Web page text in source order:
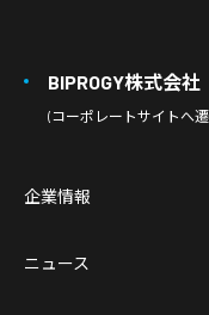
BIPROGY株式会社
(コーポレートサイトへ
企業情報
ニュース